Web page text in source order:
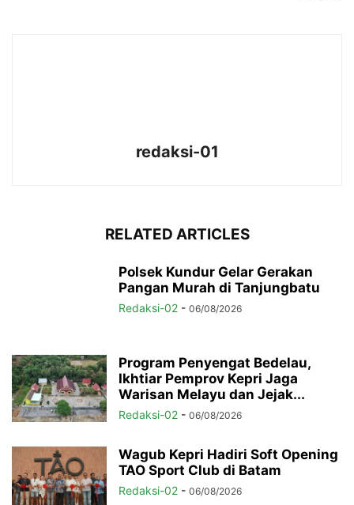
redaksi-01
RELATED ARTICLES
Polsek Kundur Gelar Gerakan
Pangan Murah di Tanjungbatu
Redaksi-02 - 06/08/2026
Program Penyengat Bedelau,
Ikhtiar Pemprov Kepri Jaga
Warisan Melayu dan Jejak...
Redaksi-02 - 06/08/2026
Wagub Kepri Hadiri Soft Opening
TAO Sport Club di Batam
Redaksi-02 - 06/08/2026